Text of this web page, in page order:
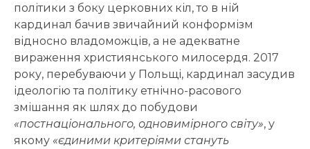
політики з боку церковних кіл, то в ній
кардинал бачив звичайний конформізм
відносно владоможців, а не адекватне
вираження християнського милосердя. 2017
року, перебуваючи у Польщі, кардинал засудив
ідеологію та політику етнічно-расового
змішання як шлях до побудови
«постнаціонального, одновимірного світу», у
якому «єдиними критеріями стануть